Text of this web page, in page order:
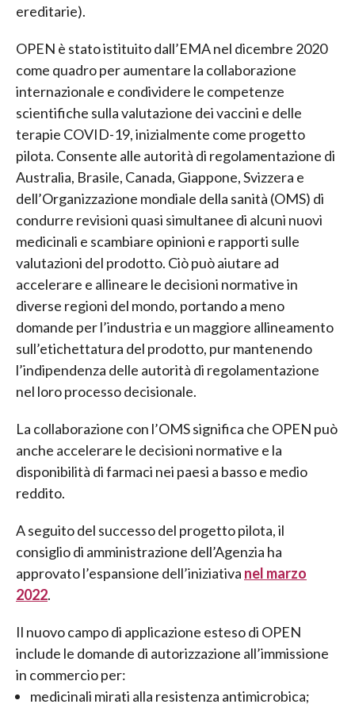
ereditarie).
OPEN è stato istituito dall’EMA nel dicembre 2020
come quadro per aumentare la collaborazione
internazionale e condividere le competenze
scientifiche sulla valutazione dei vaccini e delle
terapie COVID-19, inizialmente come progetto
pilota. Consente alle autorità di regolamentazione di
Australia, Brasile, Canada, Giappone, Svizzera e
dell’Organizzazione mondiale della sanità (OMS) di
condurre revisioni quasi simultanee di alcuni nuovi
medicinali e scambiare opinioni e rapporti sulle
valutazioni del prodotto. Ciò può aiutare ad
accelerare e allineare le decisioni normative in
diverse regioni del mondo, portando a meno
domande per l’industria e un maggiore allineamento
sull’etichettatura del prodotto, pur mantenendo
l’indipendenza delle autorità di regolamentazione
nel loro processo decisionale.
La collaborazione con l’OMS significa che OPEN può
anche accelerare le decisioni normative e la
disponibilità di farmaci nei paesi a basso e medio
reddito.
A seguito del successo del progetto pilota, il
consiglio di amministrazione dell’Agenzia ha
approvato l’espansione dell’iniziativa nel marzo
2022.
Il nuovo campo di applicazione esteso di OPEN
include le domande di autorizzazione all’immissione
in commercio per:
medicinali mirati alla resistenza antimicrobica;